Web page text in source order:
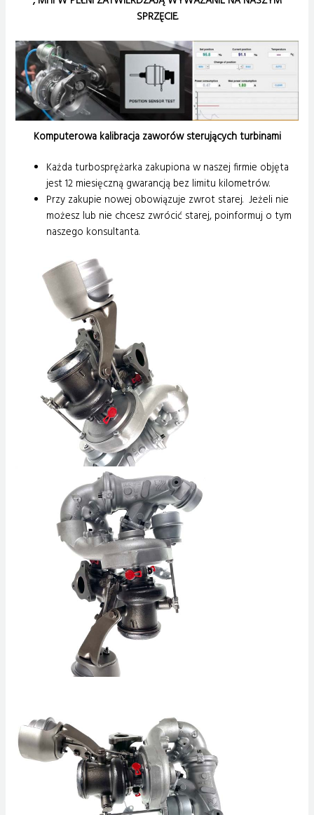
SPRZĘCIE.
Komputerowa kalibracja zaworów sterujących turbinami
Każda turbosprężarka zakupiona w naszej firmie objęta
jest 12 miesięczną gwarancją bez limitu kilometrów.
Przy zakupie nowej obowiązuje zwrot starej. Jeżeli nie
możesz lub nie chcesz zwrócić starej, poinformuj o tym
naszego konsultanta.